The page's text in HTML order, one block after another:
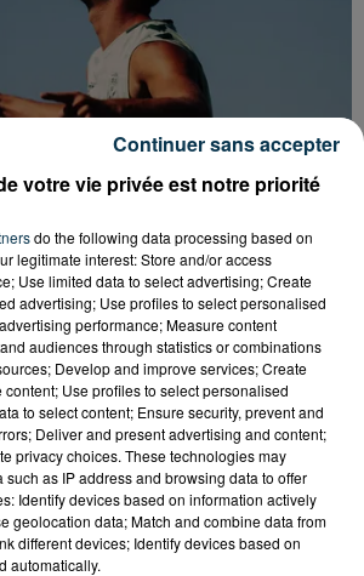
FACE À SOCHAUX, UNE
POUR NOS VERTS ?
votre vie privée est notre priorité
do the following data processing based on
legitimate interest: Store and/or access
Use limited data to select advertising; Create
advertising; Use profiles to select personalised
performance; Measure content
audiences through statistics or combinations
Develop and improve services; Create
Use profiles to select personalised
to select content; Ensure security, prevent and
Deliver and present advertising and content;
privacy choices. These technologies may
as IP address and browsing data to offer
Identify devices based on information actively
geolocation data; Match and combine data from
different devices; Identify devices based on
automatically.
Continuer sans accepter